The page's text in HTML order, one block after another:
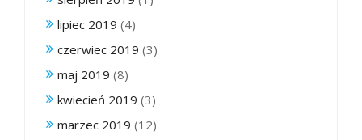
lipiec 2019 (4)
czerwiec 2019 (3)
maj 2019 (8)
kwiecień 2019 (3)
marzec 2019 (12)